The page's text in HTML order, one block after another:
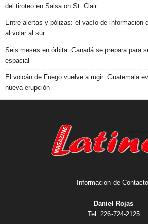
del tiroteo en Salsa on St. Clair
Entre alertas y pólizas: el vacío de información
al volar al sur
Seis meses en órbita: Canadá se prepara para
espacial
El volcán de Fuego vuelve a rugir: Guatemala
nueva erupción
Informacion de
Daniel Rojas
Tel: 226-724-2125